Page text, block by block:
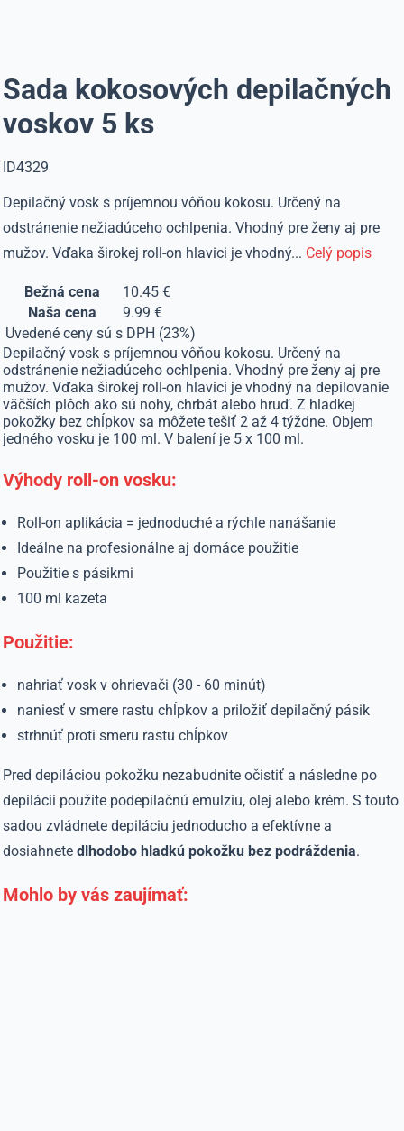
Sada kokosových depilačných
voskov 5 ks
ID4329
Depilačný vosk s príjemnou vôňou kokosu. Určený na
odstránenie nežiadúceho ochlpenia. Vhodný pre ženy aj pre
mužov. Vďaka širokej roll-on hlavici je vhodný... Celý popis
Bežná cena
10.45 €
Naša cena
9.99 €
Uvedené ceny sú s DPH (23%)
Depilačný vosk s príjemnou vôňou kokosu. Určený na
odstránenie nežiadúceho ochlpenia. Vhodný pre ženy aj pre
mužov. Vďaka širokej roll-on hlavici je vhodný na depilovanie
väčších plôch ako sú nohy, chrbát alebo hruď. Z hladkej
pokožky bez chĺpkov sa môžete tešiť 2 až 4 týždne. Objem
jedného vosku je 100 ml. V balení je 5 x 100 ml.
Výhody roll-on vosku:
Roll-on aplikácia = jednoduché a rýchle nanášanie
Ideálne na profesionálne aj domáce použitie
Použitie s pásikmi
100 ml kazeta
Použitie:
nahriať vosk v ohrievači (30 - 60 minút)
naniesť v smere rastu chĺpkov a priložiť depilačný pásik
strhnúť proti smeru rastu chĺpkov
Pred depiláciou pokožku nezabudnite očistiť a následne po
depilácii použite podepilačnú emulziu, olej alebo krém. S touto
sadou zvládnete depiláciu jednoducho a efektívne a
dosiahnetedlhodobo hladkú pokožku bez podráždenia.
Mohlo by vás zaujímať: